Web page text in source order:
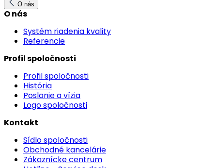
O nás
O nás
Systém riadenia kvality
Referencie
Profil spoločnosti
Profil spoločnosti
História
Poslanie a vízia
Logo spoločnosti
Kontakt
Sídlo spoločnosti
Obchodné kancelárie
Zákaznícke centrum